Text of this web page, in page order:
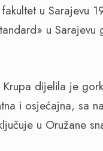
u Sarajevu
u
dijelila je
i osjećajna, sa
u Oružane